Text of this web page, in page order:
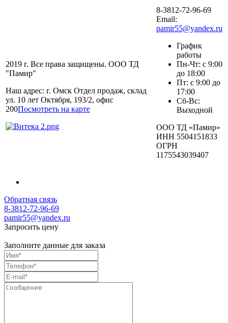
2019 г. Все права защищены. ООО ТД
"Памир"
Наш адрес: г. Омск Отдел продаж, склад
ул. 10 лет Октября, 193/2, офис
200Посмотреть на карте
8-3812-72-96-69
Email:
pamir55@yandex.ru
График
работы
Пн-Чт: с 9:00
до 18:00
Пт: с 9:00 до
17:00
Сб-Вс:
Выходной
ООО ТД «Памир»
ИНН 5504151833
ОГРН
1175543039407
Обратная связь
8-3812-72-96-69
pamir55@yandex.ru
Запросить цену
Заполните данные для заказа